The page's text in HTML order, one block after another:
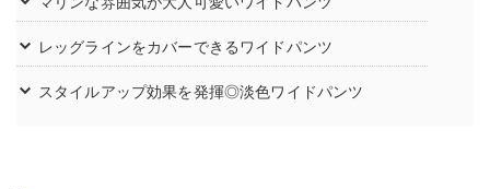
レッグラインをカバーできるワイドパンツ
スタイルアップ効果を発揮◎淡色ワイドパンツ